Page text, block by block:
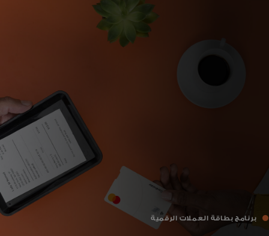
للأعمال
للمجتمع
الأخبار و التوجهات
برنامج بطاقة العملات الرقمية‎